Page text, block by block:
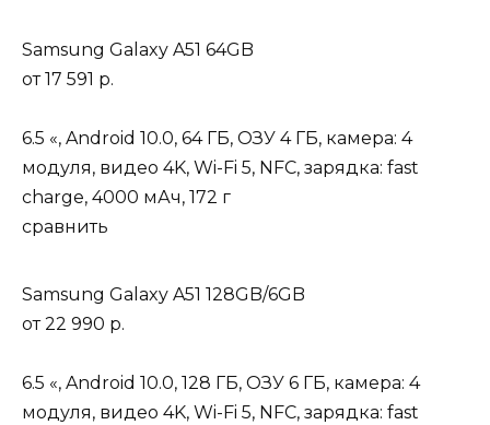
Samsung Galaxy A51 64GB
от17 591 р.
6.5 «, Android 10.0, 64 ГБ, ОЗУ 4 ГБ, камера: 4
модуля, видео 4K, Wi-Fi 5, NFC, зарядка: fast
charge, 4000 мАч, 172 г
сравнить
Samsung Galaxy A51 128GB/6GB
от22 990 р.
6.5 «, Android 10.0, 128 ГБ, ОЗУ 6 ГБ, камера: 4
модуля, видео 4K, Wi-Fi 5, NFC, зарядка: fast